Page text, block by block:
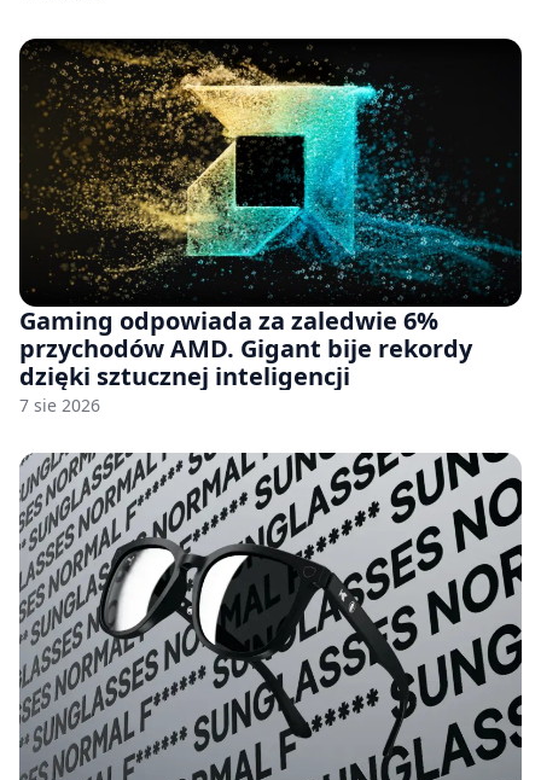
Gaming odpowiada za zaledwie 6%
przychodów AMD. Gigant bije rekordy
dzięki sztucznej inteligencji
7 sie 2026